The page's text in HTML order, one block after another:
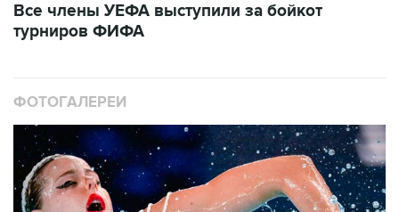
Все члены УЕФА выступили за бойкот
турниров ФИФА
ФОТОГАЛЕРЕИ